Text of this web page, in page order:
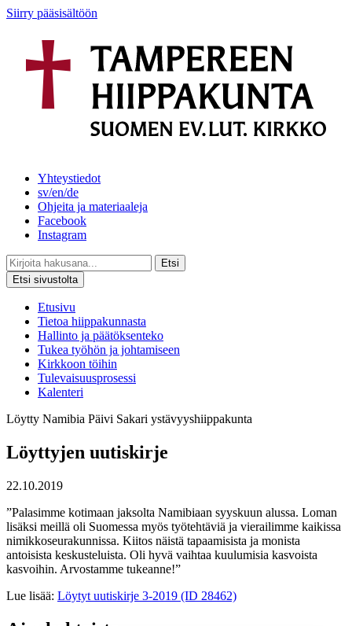
Siirry pääsisältöön
Yhteystiedot
sv/en/de
Ohjeita ja materiaaleja
Facebook
Instagram
Etsi
Etsi sivustolta
Etusivu
Tietoa hiippakunnasta
Hallinto ja päätöksenteko
Tukea työhön ja johtamiseen
Kirkkoon töihin
Tulevaisuusprosessi
Kalenteri
Löytty Namibia Päivi Sakari ystävyyshiippakunta
Löyttyjen uutiskirje
22.10.2019
”Palasimme kotimaan jaksolta Namibiaan syyskuun alussa. Loman
lisäksi meillä oli Suomessa myös työtehtäviä ja vierailimme kaikissa
nimikkoseurakunnissa. Kiitos näistä tapaamisista ja monista
antoisista keskusteluista. Oli hyvä vaihtaa kuulumisia kasvoista
kasvoihin. Arvostamme tukeanne!”
Lue lisää: Löytyt uutiskirje 3-2019 (ID 28462)